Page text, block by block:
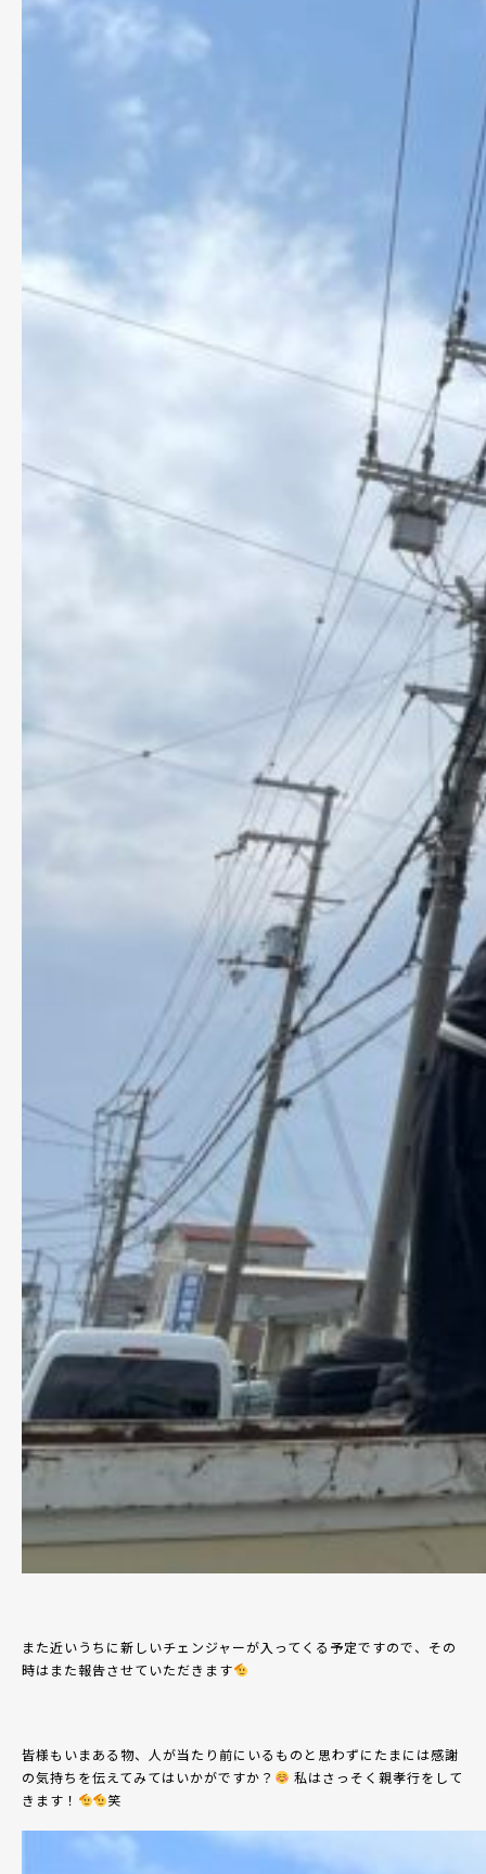
また近いうちに新しいチェンジャーが入ってくる予定ですので、その
時はまた報告させていただきます
皆様もいまある物、人が当たり前にいるものと思わずにたまには感謝
の気持ちを伝えてみてはいかがですか？
私はさっそく親孝行をして
きます！
笑